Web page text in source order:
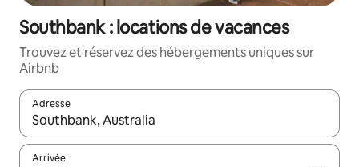
Southbank : locations de vacances
Trouvez et réservez des hébergements uniques sur
Airbnb
Adresse
Lorsque les résultats s'affichent, utilisez les flèches vers le
Arrivée